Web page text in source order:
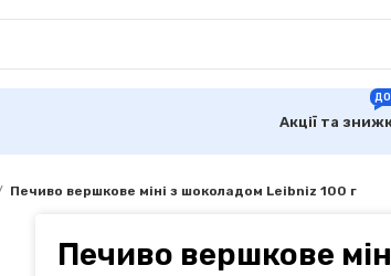
Акції та
ДО
Печиво вершкове міні з шоколадом Leibniz 100 г
Печиво вершкове